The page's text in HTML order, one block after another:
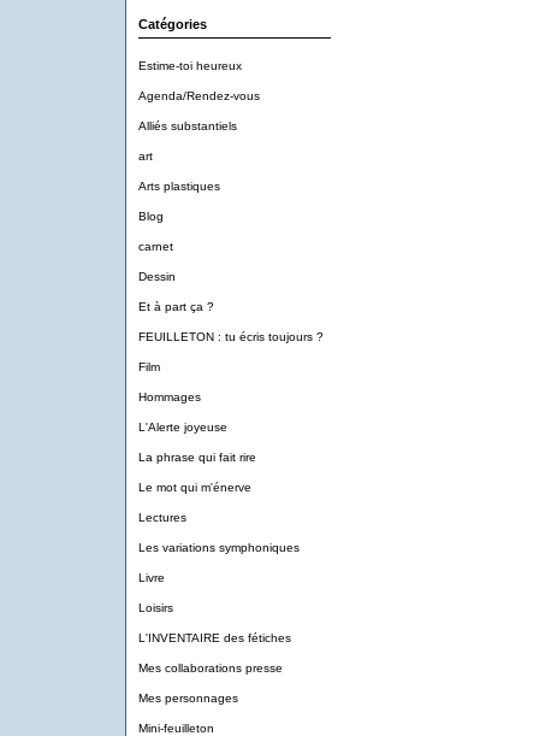
Catégories
Estime-toi heureux
Agenda/Rendez-vous
Alliés substantiels
art
Arts plastiques
Blog
carnet
Dessin
Et à part ça ?
FEUILLETON : tu écris toujours ?
Film
Hommages
L'Alerte joyeuse
La phrase qui fait rire
Le mot qui m'énerve
Lectures
Les variations symphoniques
Livre
Loisirs
L'INVENTAIRE des fétiches
Mes collaborations presse
Mes personnages
Mini-feuilleton